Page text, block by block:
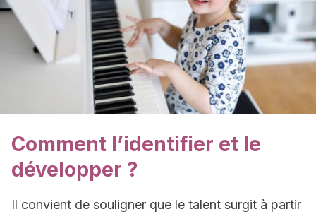
Comment l’identifier et le
développer ?
Il convient de souligner que le talent surgit à partir